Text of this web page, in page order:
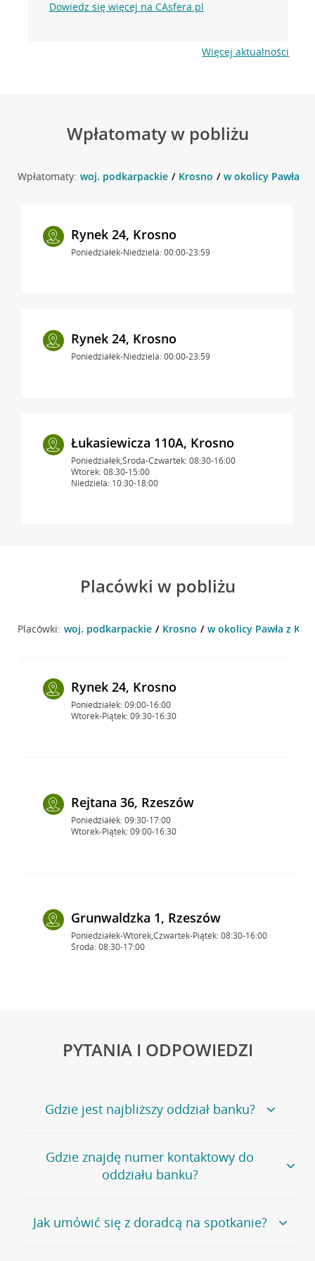
Dowiedz się więcej na CAsfera.pl
Więcej aktualności
Wpłatomaty w pobliżu
Wpłatomaty: woj. podkarpackie Krosno w okolicy Pawła z
Rynek 24, Krosno
Poniedziałek-Niedziela: 00:00-23:59
Rynek 24, Krosno
Poniedziałek-Niedziela: 00:00-23:59
Łukasiewicza 110A, Krosno
Poniedziałek,Środa-Czwartek: 08:30-16:00
Wtorek: 08:30-15:00
Niedziela: 10:30-18:00
Placówki w pobliżu
Placówki: woj. podkarpackie Krosno w okolicy Pawła z
Rynek 24, Krosno
Poniedziałek: 09:00-16:00
Wtorek-Piątek: 09:30-16:30
Rejtana 36, Rzeszów
Poniedziałek: 09:30-17:00
Wtorek-Piątek: 09:00-16:30
Grunwaldzka 1, Rzeszów
Poniedziałek-Wtorek,Czwartek-Piątek: 08:30-16:00
Środa: 08:30-17:00
PYTANIA I ODPOWIEDZI
Gdzie jest najbliższy oddział banku?
Jeśli szukasz oddziału naszego banku, zapraszamy na
stronęPlacówki i bankomaty, na której znajduje się
wygodna wyszukiwarka.
oddziałów
Gdzie znajdę numer kontaktowy do
oddziału banku?
Bank Credit Agricole nie udostępnia ogólnego numeru
telefonu do placówki bankowej.
Jak umówić się z doradcą na spotkanie?